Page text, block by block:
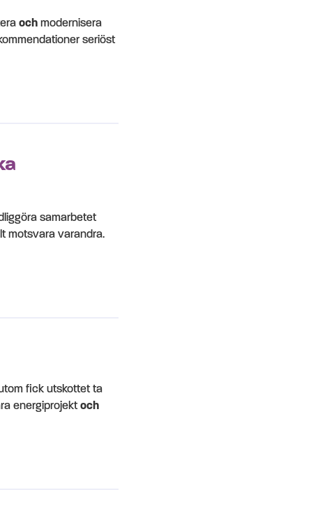
ochmodernisera
seriöst
samarbetet
motsvara varandra.
fick utskottet ta
energiprojekt och